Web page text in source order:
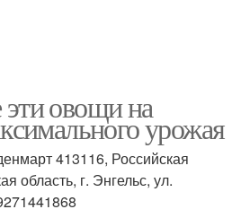
овощи на
урожая
413116, Российская
область, г. Энгельс, ул.